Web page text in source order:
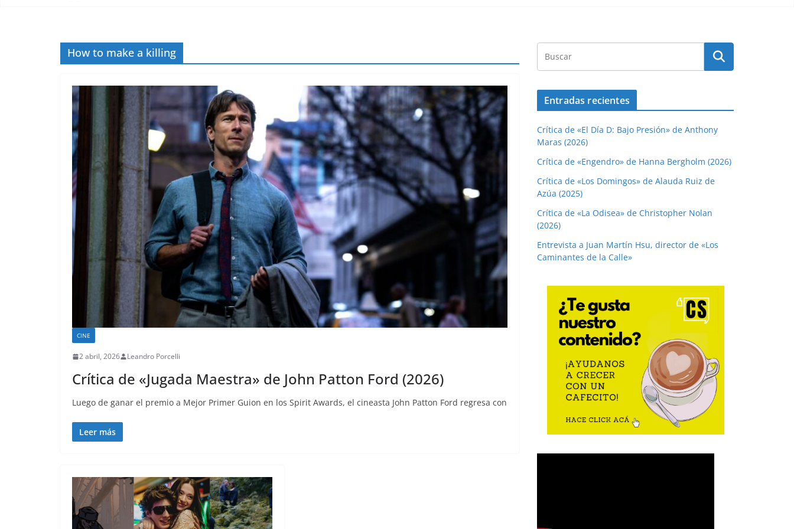
How to make a killing
CINE
2 abril, 2026 Leandro Porcelli
Crítica de «Jugada Maestra» de John Patton Ford (2026)
Luego de ganar el premio a Mejor Primer Guion en los Spirit Awards, el cineasta John Patton Ford regresa con
Leer más
Entradas recientes
Crítica de «El Día D: Bajo Presión» de Anthony
Maras (2026)
Crítica de «Engendro» de Hanna Bergholm (2026)
Crítica de «Los Domingos» de Alauda Ruiz de
Azúa (2025)
Crítica de «La Odisea» de Christopher Nolan
(2026)
Entrevista a Juan Martín Hsu, director de «Los
Caminantes de la Calle»